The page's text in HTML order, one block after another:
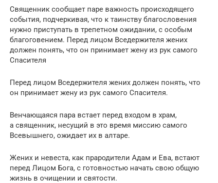
Священник сообщает паре важность происходящего
события, подчеркивая, что к таинству благословения
нужно приступать в трепетном ожидании, с особым
благоговением. Перед лицом Вседержителя жених
должен понять, что он принимает жену из рук самого
Спасителя
Перед лицом Вседержителя жених должен понять, что
он принимает жену из рук самого Спасителя.
Венчающаяся пара встает перед входом в храм,
а священник, несущий в это время миссию самого
Всевышнего, ожидает их в алтаре.
Жених и невеста, как прародители Адам и Ева, встают
перед Лицом Бога, с готовностью начать свою общую
жизнь в очищении и святости.